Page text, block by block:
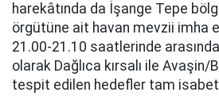
harekâtında da İşange Tepe
örgütüne ait havan mevzii imha
21.00-21.10 saatlerinde
olarak Dağlıca kırsalı ile
tespit edilen hedefler tam